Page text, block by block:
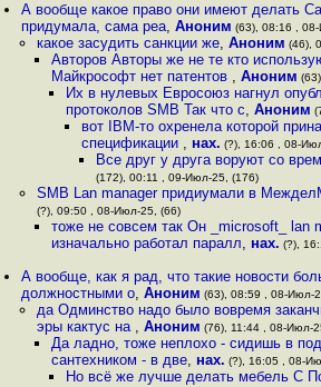
А вообще какое право они имеют делать
придумала, сама реа,Аноним (63), 08:16 ,
какое засудить санкции же, Аноним (46),
Авторов Авторы же не те кто
Майкрософт нет патентов , Аноним
Их в нулевых Евросоюз нагнул
протоколов SMB Так что с,Аноним
вот IBM-то охренела которой
спецификации , нах. (?), 16:06 , 08-
Все друг у друга воруют со
(172), 00:11 , 09-Июл-25, (176)
SMB Lan manager придиумали в
(?), 09:50 , 08-Июл-25, (66)
тоже не совсем так Он _microsoft_ lan
изначально работал паралл, нах. (?),
А вообще, как я рад, что такие новости
должностными о,Аноним (63), 08:59 , 08-Июл-
да Одминство надо было вовремя
эры кактус на , Аноним (76), 11:44 , 08-Июл-
Да ладно, тоже неплохо - сидишь в
сантехником - в две, нах. (?), 16:05 , 08-
Но всё же лучше делать мебель С